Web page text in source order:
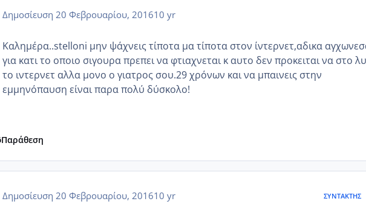
Δημοσίευση 20 Φεβρουαρίου, 201610 yr
Καλημέρα..stelloni μην ψάχνεις τίποτα μα τίποτα στον ίντερνετ,αδικα
για κατι το οποιο σιγουρα πρεπει να φτιαχνεται κ αυτο δεν προκειται να στο
το ιντερνετ αλλα μονο ο γιατρος σου.29 χρόνων και να μπαινεις στην
εμμηνόπαυση είναι παρα πολύ δύσκολο!
Παράθεση
Δημοσίευση 20 Φεβρουαρίου, 201610 yr ΣΥΝΤΆΚΤΗΣ